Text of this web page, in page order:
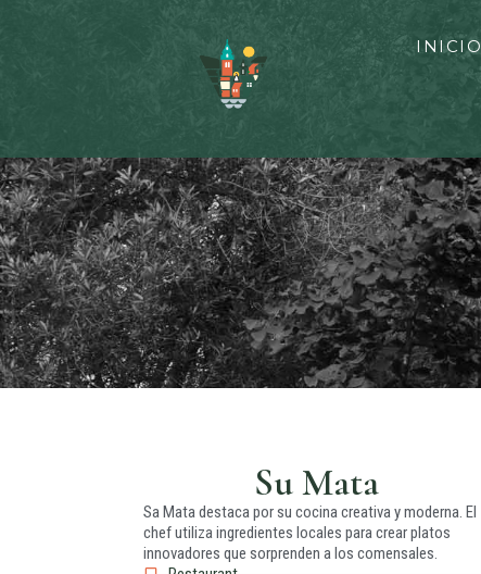
INICIO
Su Mata
Sa Mata destaca por su cocina creativa y moderna. El
chef utiliza ingredientes locales para crear platos
innovadores que sorprenden a los comensales.